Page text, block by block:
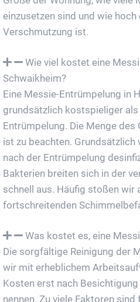
einzusetzen sind und wie hoch
Verschmutzung ist.
Wie viel kostet eine
Schwaikheim?
Eine Messie-Entrümpelung in
grundsätzlich kostspieliger als
Entrümpelung. Die Menge
ist zu beachten.
nach der Entrümpelung
Bakterien breiten sich in der
schnell aus. Häufig stoßen wir
fortschreitenden
Was kostet es, eine
Die sorgfältige Reinigung der
wir mit erheblichem
Kosten erst nach
nennen. Zu viele Faktoren